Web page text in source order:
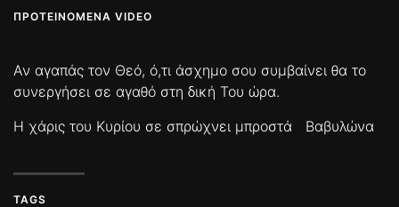
ΠΡΟΤΕΙΝΌΜΕΝΑ VIDEO
Αν αγαπάς τον Θεό, ό,τι άσχημο σου συμβαίνει θα το
συνεργήσει σε αγαθό στη δική Του ώρα.
Η χάρις του Κυρίου σε σπρώχνει μπροστά
Βαβυλώνα
TAGS